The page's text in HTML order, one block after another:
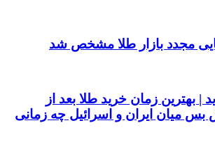
مجدد بازار طلا مشخص شد
| بهترین زمان خرید طلا بعد از
بس میان ایران و اسرائیل چه زمانی